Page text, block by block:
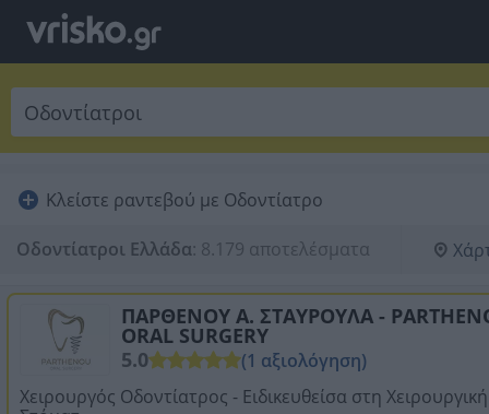
Κλείστε ραντεβού με Οδοντίατρο
Οδοντίατροι Ελλάδα: 8.179 αποτελέσματα
ΠΑΡΘΕΝΟΥ Α. ΣΤΑΥΡΟΥΛΑ -
ORAL SURGERY
5.0
(1 αξιολόγηση)
Χειρουργός Οδοντίατρος - Ειδικευθείσα στη Χειρουργική